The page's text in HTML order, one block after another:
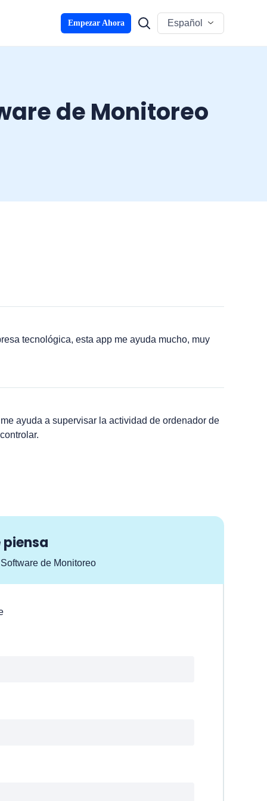
Empezar Ahora Español
de Monitoreo
tecnológica, esta app me ayuda mucho, muy
ayuda a supervisar la actividad de ordenador de
piensa
de Monitoreo